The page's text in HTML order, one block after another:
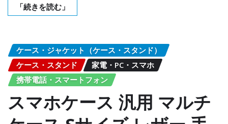
「続きを読む」
ケース・ジャケット（ケース・スタンド）
ケース・スタンド
家電・PC・スマホ
携帯電話・スマートフォン
スマホケース 汎用 マルチ